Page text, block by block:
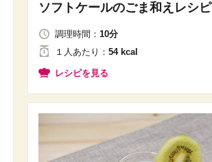
ソフトケールのごま和えレシピ
調理時間： 10分
１人あたり ： 54 kcal
レシピを見る